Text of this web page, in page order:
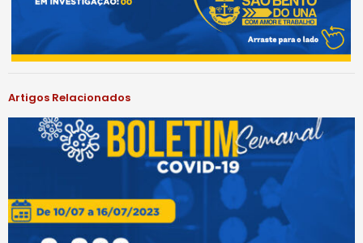
Artigos Relacionados